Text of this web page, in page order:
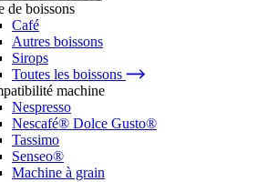
de boissons
Café
Autres boissons
Sirops
Toutes les boissons
machine
Nespresso
Nescafé® Dolce Gusto®
Tassimo
Senseo®
Machine à grain